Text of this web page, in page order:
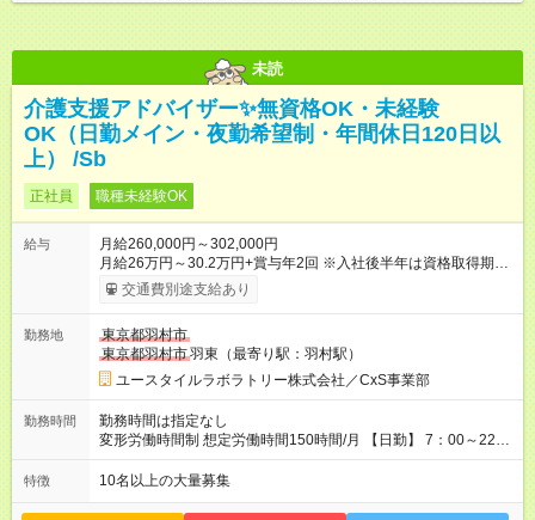
未読
介護支援アドバイザー✨無資格OK・未経験
OK（日勤メイン・夜勤希望制・年間休日120日以
上） /Sb
正社員 職種未経験OK
給与
月給260,000円～302,000円
月給26万円～30.2万円+賞与年2回 ※入社後半年は資格取得期間
として研修月給22.9万円～になる場合がございます。 （保有資
格・経験等により変動） 【入社後のモデル月収】 ［入社］ 無
／月収26万円 ［入社3年］ エリアリーダー・介護福祉士／月
収30.2万円 ［入社3年目以降］ ジュニアコーディネー／月収
37.5万円以上 ※経験・能力等を考慮。 【試用期間】試用期間あ
り 試用期間の長さ：2ヶ月 雇用形態、給与は本採用時と同じで
す。
交通費別途支給あり
勤務地
東京都羽村市
東京都羽村市羽東（最寄り駅：羽村駅）
ユースタイルラボラトリー株式会社／CxS事業部
勤務時間
勤務時間は指定なし
変形労働時間制 想定労働時間150時間/月 【日勤】 7：00～22：
00の間で7.5時間勤務／休憩1時間 【夜勤】 17：00～翌10：00
の15時間勤務／休憩2時間 ※勤務時間は各施設のシフトによるシ
程度）
特徴 10名以上の大量募集